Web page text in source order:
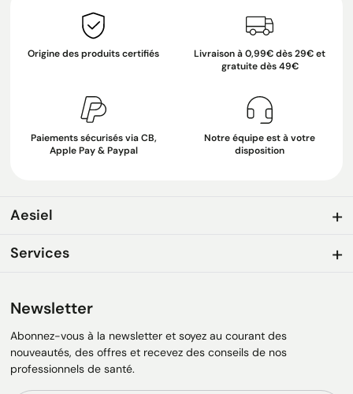
Origine des produits certifiés
Livraison à 0,99€ dès 29€ et
gratuite dès 49€
Paiements sécurisés via CB,
Apple Pay & Paypal
Notre équipe est à votre
disposition
Aesiel
Services
Newsletter
Abonnez-vous à la newsletter et soyez au courant des
nouveautés, des offres et recevez des conseils de nos
professionnels de santé.